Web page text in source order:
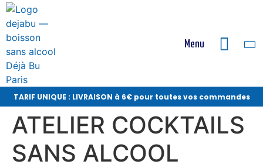
Menu
TARIF UNIQUE : LIVRAISON à 6€ pour toutes vos commandes
ATELIER COCKTAILS
SANS ALCOOL